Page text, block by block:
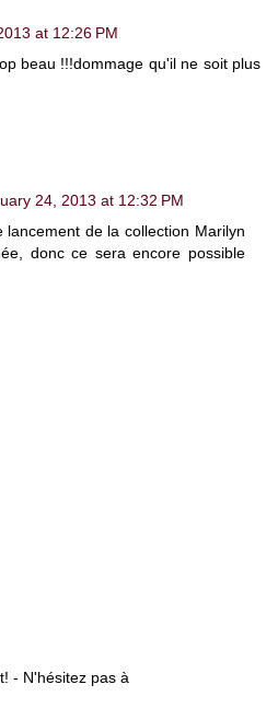
at 12:26 PM
beau !!!dommage qu'il ne soit plus
24, 2013 at 12:32 PM
lancement de la collection Marilyn
donc ce sera encore possible
- N'hésitez pas à